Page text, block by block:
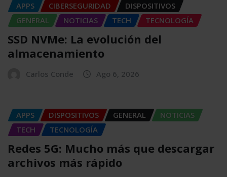
APPS CIBERSEGURIDAD
DISPOSITIVOS
GENERAL
NOTICIAS TECH TECNOLOGÍA
SSD NVMe: La evolución del
almacenamiento
Carlos Conde Ago 6, 2026
APPS DISPOSITIVOS GENERAL
NOTICIAS
TECH
TECNOLOGÍA
Redes 5G: Mucho más que descargar
archivos más rápido